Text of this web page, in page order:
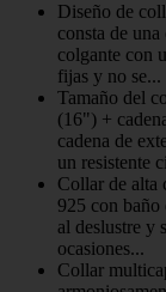
Diseño de
consta de
colgante con
fijas y no se...
Tamaño del
(16") +
cadena de
un resistente
Collar de alta
925 con baño
al deslustre y
ocasiones...
Collar